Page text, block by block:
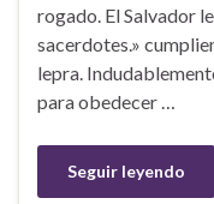
rogado. El Salvador
sacerdotes.»
lepra.
para obedecer …
Seguir leyendo